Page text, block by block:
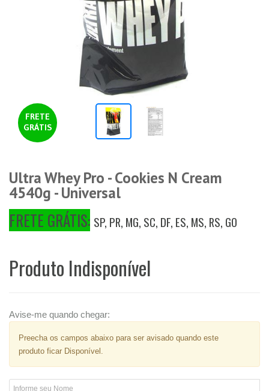
FRETE
GRÁTIS
Ultra Whey Pro - Cookies N Cream
4540g - Universal
FRETE GRÁTIS: SP, PR, MG, SC, DF, ES, MS, RS, GO
Produto Indisponível
Avise-me quando chegar:
Preecha os campos abaixo para ser avisado quando este
produto ficar Disponível.